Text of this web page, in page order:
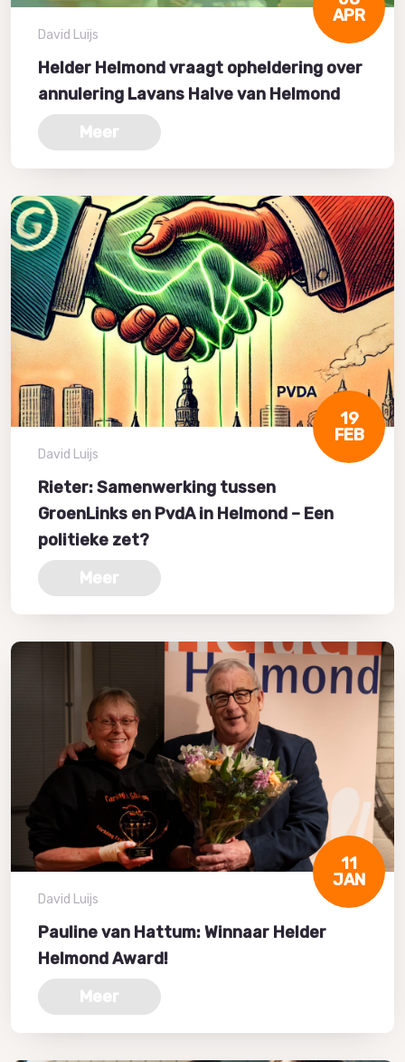
APR
David Luijs
Helder Helmond vraagt opheldering over
annulering Lavans Halve van Helmond
Meer
19
FEB
David Luijs
Rieter: Samenwerking tussen
GroenLinks en PvdA in Helmond – Een
politieke zet?
Meer
11
JAN
David Luijs
Pauline van Hattum: Winnaar Helder
Helmond Award!
Meer